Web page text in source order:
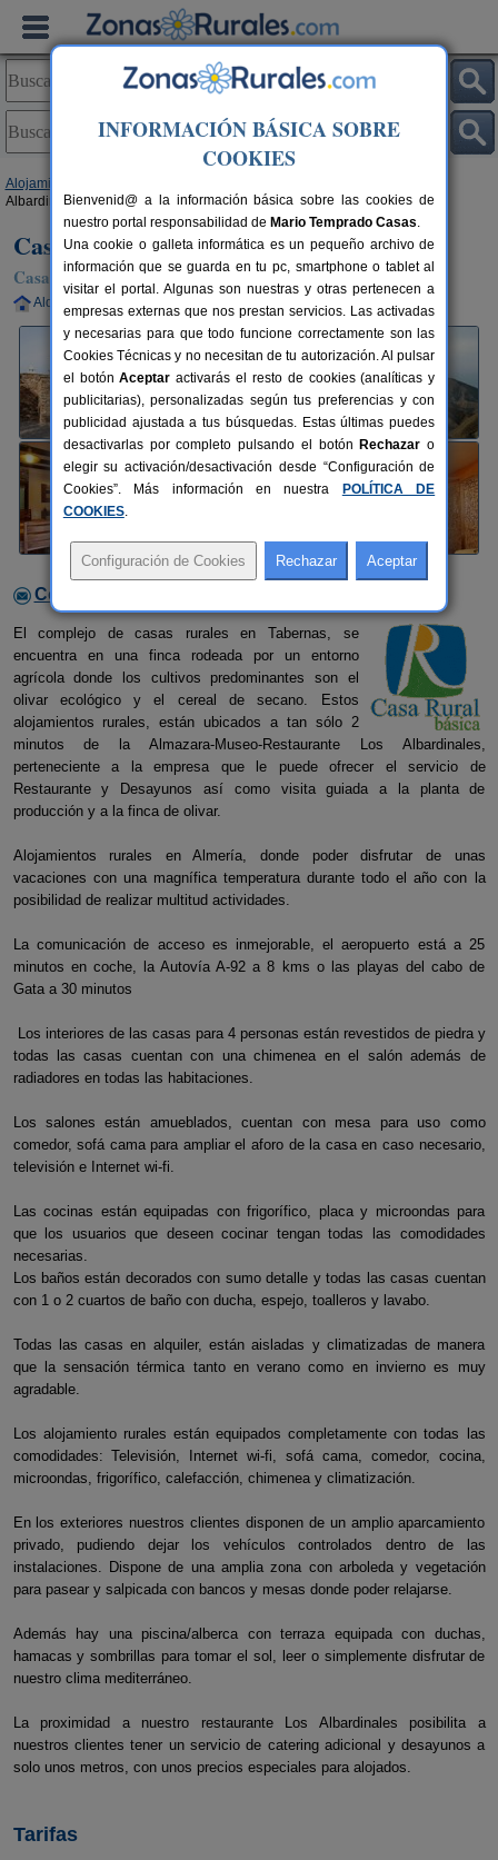
Alojamientos
Albardinales
Casas Rurales Los Albardinales
Casa Rural en Tabernas (Almería)
Alquiler completo 30 km de Almería
Contactar con el alojamiento
El complejo de casas rurales en Tabernas, se
encuentra en una finca rodeada por un entorno
agrícola donde los cultivos predominantes son el
olivar ecológico y el cereal de secano. Estos
alojamientos rurales, están ubicados a tan sólo 2
minutos de la Almazara-Museo-Restaurante Los Albardinales,
perteneciente a la empresa que le puede ofrecer el servicio de
Restaurante y Desayunos así como visita guiada a la planta de
producción y a la finca de olivar.
Alojamientos rurales en Almería, donde poder disfrutar de unas
vacaciones con una magnífica temperatura durante todo el año con la
posibilidad de realizar multitud actividades.
La comunicación de acceso es inmejorable, el aeropuerto está a 25
minutos en coche, la Autovía A-92 a 8 kms o las playas del cabo de
Gata a 30 minutos
Los interiores de las casas para 4 personas están revestidos de piedra y
todas las casas cuentan con una chimenea en el salón además de
radiadores en todas las habitaciones.
Los salones están amueblados, cuentan con mesa para uso como
comedor, sofá cama para ampliar el aforo de la casa en caso necesario,
televisión e Internet wi-fi.
Las cocinas están equipadas con frigorífico, placa y microondas para
que los usuarios que deseen cocinar tengan todas las comodidades
necesarias.
Los baños están decorados con sumo detalle y todas las casas cuentan
con 1 o 2 cuartos de baño con ducha, espejo, toalleros y lavabo.
Todas las casas en alquiler, están aisladas y climatizadas de manera
que la sensación térmica tanto en verano como en invierno es muy
agradable.
Los alojamiento rurales están equipados completamente con todas las
comodidades: Televisión, Internet wi-fi, sofá cama, comedor, cocina,
microondas, frigorífico, calefacción, chimenea y climatización.
En los exteriores nuestros clientes disponen de un amplio aparcamiento
privado, pudiendo dejar los vehículos controlados dentro de las
instalaciones. Dispone de una amplia zona con arboleda y vegetación
para pasear y salpicada con bancos y mesas donde poder relajarse.
Además hay una piscina/alberca con terraza equipada con duchas,
hamacas y sombrillas para tomar el sol, leer o simplemente disfrutar de
nuestro clima mediterráneo.
La proximidad a nuestro restaurante Los Albardinales posibilita a
nuestros clientes tener un servicio de catering adicional y desayunos a
solo unos metros, con unos precios especiales para alojados.
Tarifas
INFORMACIÓN BÁSICA SOBRE
COOKIES
Bienvenid@ a la información básica sobre las cookies de
nuestro portal responsabilidad de Mario Temprado Casas.
Una cookie o galleta informática es un pequeño archivo de
información que se guarda en tu pc, smartphone o tablet al
visitar el portal. Algunas son nuestras y otras pertenecen a
empresas externas que nos prestan servicios. Las activadas
y necesarias para que todo funcione correctamente son las
Cookies Técnicas y no necesitan de tu autorización. Al pulsar
el botónAceptar activarás el resto de cookies (analíticas y
publicitarias), personalizadas según tus preferencias y con
publicidad ajustada a tus búsquedas. Estas últimas puedes
desactivarlas por completo pulsando el botón Rechazar o
elegir su activación/desactivación desde “Configuración de
Cookies”. Más información en nuestra
POLÍTICA DE
COOKIES.